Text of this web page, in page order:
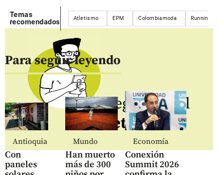
Temas
recomendados
Atletismo EPM Colombiamoda Running
Para seguir leyendo
Antioquia
Con
paneles
Mundo
Han muerto
más de 300
Economía
Conexión
Summit 2026
Regístrate al
newsletter